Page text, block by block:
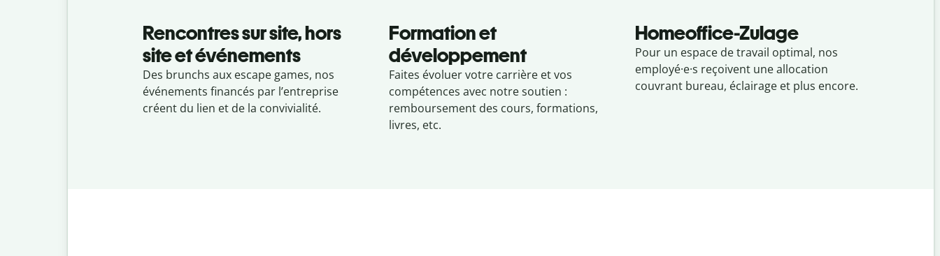
Rencontres sur site, hors
site et événements
Des brunchs aux escape games, nos
événements financés par l’entreprise
créent du lien et de la convivialité.
Formation et
développement
Faites évoluer votre carrière et vos
compétences avec notre soutien :
remboursement des cours, formations,
livres, etc.
Homeoffice-Zulage
Pour un espace de travail optimal, nos
employé·e·s reçoivent une allocation
couvrant bureau, éclairage et plus encore.